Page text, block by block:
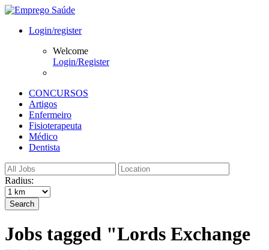
Login/register
Welcome
Login/Register
CONCURSOS
Artigos
Enfermeiro
Fisioterapeuta
Médico
Dentista
Radius:
Search
Jobs tagged "Lords Exchange